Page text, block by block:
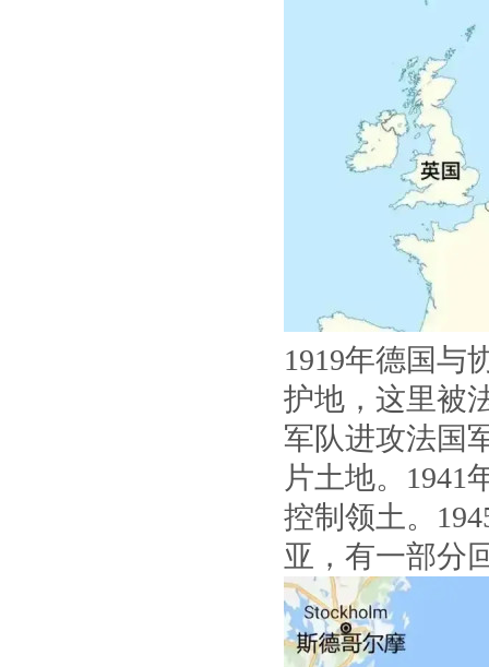
1919年德国与
护地，这里被
军队进攻法国
片土地。1941
控制领土。
亚，有一部分